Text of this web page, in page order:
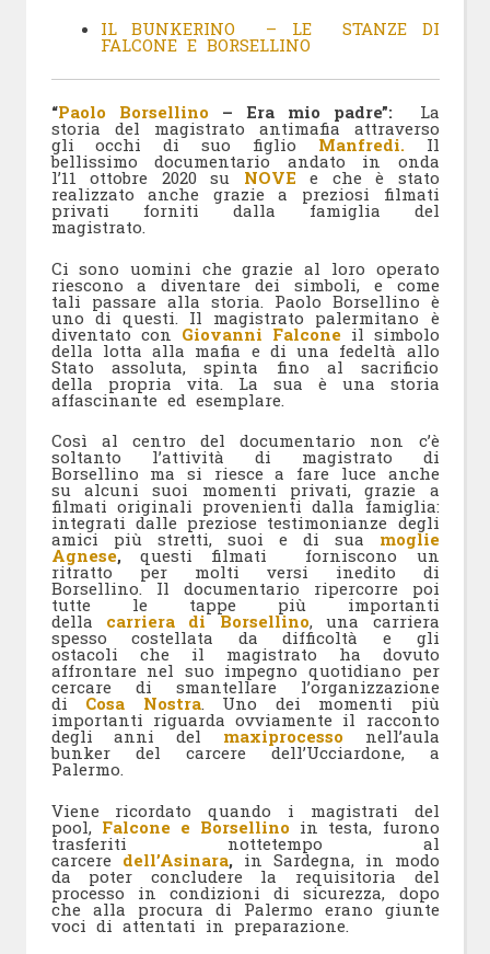
IL BUNKERINO – LE STANZE DI
FALCONE E BORSELLINO
“Paolo Borsellino – Era mio padre”: La
storia del magistrato antimafia attraverso
gli occhi di suo figlio Manfredi.Il
bellissimo documentario andato in onda
l’11 ottobre 2020 su NOVE e che è stato
realizzato anche grazie a preziosi filmati
privati forniti dalla famiglia del
magistrato.
Ci sono uomini che grazie al loro operato
riescono a diventare dei simboli, e come
tali passare alla storia. Paolo Borsellino è
uno di questi. Il magistrato palermitano è
diventato con Giovanni Falconeil simbolo
della lotta alla mafia e di una fedeltà allo
Stato assoluta, spinta fino al sacrificio
della propria vita. La sua è una storia
affascinante ed esemplare.
Così al centro del documentario non c’è
soltanto l’attività di magistrato di
Borsellino ma si riesce a fare luce anche
su alcuni suoi momenti privati, grazie a
filmati originali provenienti dalla famiglia:
integrati dalle preziose testimonianze degli
amici più stretti, suoi e di sua moglie
Agnese,questi filmati forniscono un
ritratto per molti versi inedito di
Borsellino. Il documentario ripercorre poi
tutte le tappe più importanti
della carriera di Borsellino, una carriera
spesso costellata da difficoltà e gli
ostacoli che il magistrato ha dovuto
affrontare nel suo impegno quotidiano per
cercare di smantellare l’organizzazione
di Cosa Nostra. Uno dei momenti più
importanti riguarda ovviamente il racconto
degli anni del maxiprocesso nell’aula
bunker del carcere dell’Ucciardone, a
Palermo.
Viene ricordato quando i magistrati del
pool, Falcone e Borsellino in testa, furono
trasferiti nottetempo al
carcere dell’Asinara,in Sardegna, in modo
da poter concludere la requisitoria del
processo in condizioni di sicurezza, dopo
che alla procura di Palermo erano giunte
voci di attentati in preparazione.